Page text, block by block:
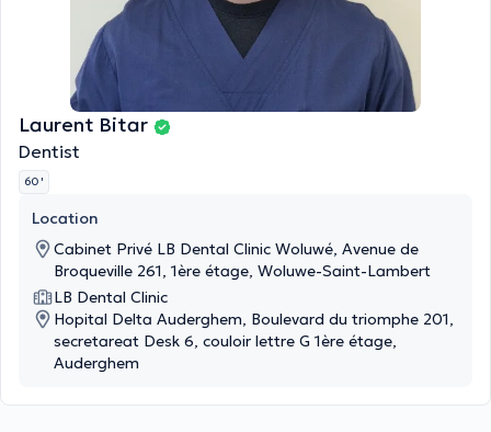
Laurent Bitar
Dentist
60 '
Location
Cabinet Privé LB Dental Clinic Woluwé, Avenue de
Broqueville 261, 1ère étage, Woluwe-Saint-Lambert
LB Dental Clinic
Hopital Delta Auderghem, Boulevard du triomphe 201,
secretareat Desk 6, couloir lettre G 1ère étage,
Auderghem